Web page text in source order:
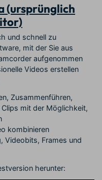
(ursprünglich
und schnell zu
mit der Sie aus
aufgenommen
Videos erstellen
Zusammenführen,
mit der Möglichkeit,
kombinieren
Videobits, Frames und
herunter: